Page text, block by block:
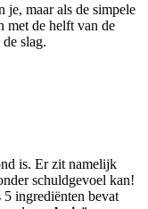
je, maar als de simpele
met de helft van de
slag.
is. Er zit namelijk
schuldgevoel kan!
ingrediënten bevat